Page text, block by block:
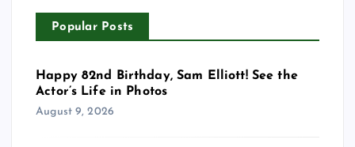
Popular Posts
Happy 82nd Birthday, Sam Elliott! See the
Actor’s Life in Photos
August 9, 2026